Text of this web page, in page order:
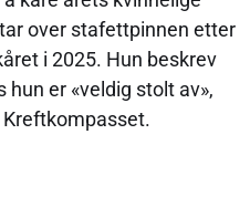
over stafettpinnen etter
i 2025. Hun beskrev
er «veldig stolt av»,